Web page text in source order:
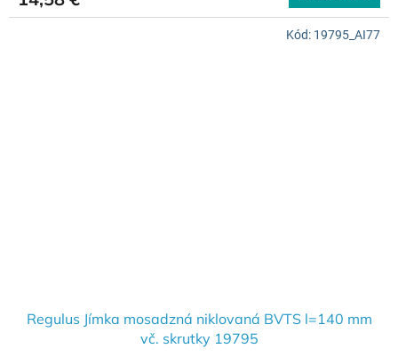
Regulus Jímka mosadzná niklovaná BVTS l=140 mm
vč. skrutky 19795
Kód: 19795_AI77